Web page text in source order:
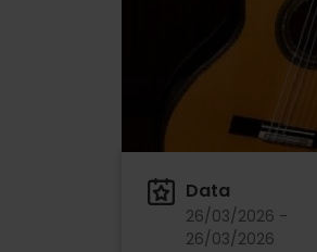
Data
26/03/2026 -
26/03/2026